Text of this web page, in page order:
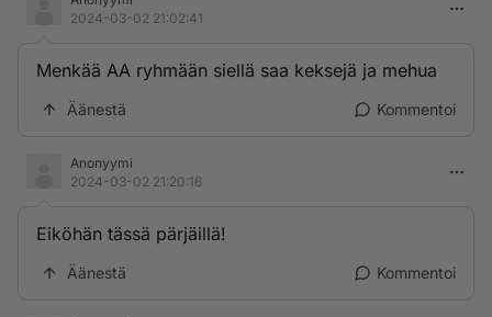
2024-03-02 21:02:41
Menkää AA ryhmään siellä saa keksejä ja mehua
Äänestä Kommentoi
Anonyymi
2024-03-02 21:20:16
Eiköhän tässä pärjäillä!
Äänestä Kommentoi